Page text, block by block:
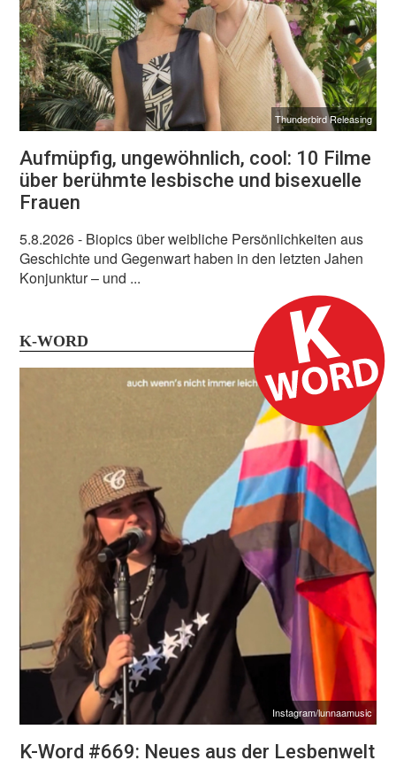
Thunderbird Releasing
Aufmüpfig, ungewöhnlich, cool: 10 Filme
über berühmte lesbische und bisexuelle
Frauen
5.8.2026- Biopics über weibliche Persönlichkeiten aus
Geschichte und Gegenwart haben in den letzten Jahen
Konjunktur – und ...
K-WORD
Instagram/lunnaamusic
K-Word #669: Neues aus der Lesbenwelt